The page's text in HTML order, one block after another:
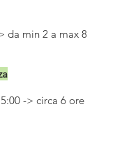
da min 2 a max 8
-> circa 6 ore